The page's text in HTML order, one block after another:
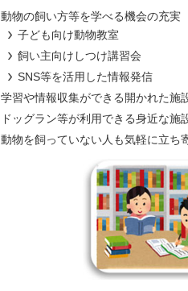
動物の飼い方等を学べる機会の充実
子ども向け動物教室
飼い主向けしつけ講習会
SNS等を活用した情報発信
学習や情報収集ができる開かれた施
ドッグラン等が利用できる身近な施
動物を飼っていない人も気軽に立ち